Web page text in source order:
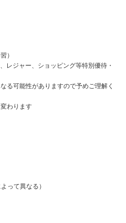
）
レジャー、ショッピング等特別優待・
る可能性がありますので予めご理解く
わります
って異なる）